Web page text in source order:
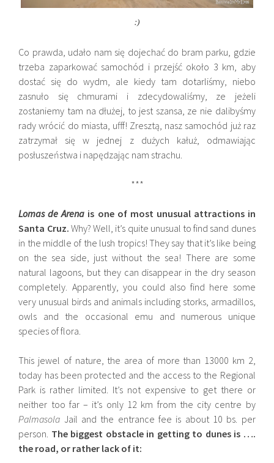
:)
Co prawda, udało nam się dojechać do bram parku, gdzie
trzeba zaparkować samochód i przejść około 3 km, aby
dostać się do wydm, ale kiedy tam dotarliśmy, niebo
zasnuło się chmurami i zdecydowaliśmy, ze jeżeli
zostaniemy tam na dłużej, to jest szansa, ze nie dalibyśmy
rady wrócić do miasta, ufff! Zresztą, nasz samochód już raz
zatrzymał się w jednej z dużych kałuż, odmawiając
posłuszeństwa i napędzając nam strachu.
***
Lomas de Arena is one of most unusual attractions in
Santa Cruz. Why? Well, it’s quite unusual to find sand dunes
in the middle of the lush tropics! They say that it’s like being
on the sea side, just without the sea! There are some
natural lagoons, but they can disappear in the dry season
completely. Apparently, you could also find here some
very unusual birds and animals including storks, armadillos,
owls and the occasional emu and numerous unique
species of flora.
This jewel of nature, the area of more than 13000 km 2,
today has been protected and the access to the Regional
Park is rather limited. It’s not expensive to get there or
neither too far – it’s only 12 km from the city centre by
Palmasola Jail and the entrance fee is about 10 bs. per
person. The biggest obstacle in getting to dunes is ….
the road, or rather lack of it: